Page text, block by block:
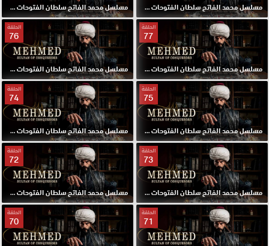
مسلسل محمد الفاتح سلطان الفتوحات مترجم الحلقة 79 HD مسلسل محمد الفاتح سلطان الفتوحات مترجم الحلقة 78 HD
الحلقة
77
مسلسل محمد الفاتح سلطان الفتوحات مترجم الحلقة 77 HD
الحلقة
76
مسلسل محمد الفاتح سلطان الفتوحات مترجم الحلقة 76 HD
الحلقة
75
مسلسل محمد الفاتح سلطان الفتوحات مترجم الحلقة 75 HD
الحلقة
74
مسلسل محمد الفاتح سلطان الفتوحات مترجم الحلقة 74 HD
الحلقة
73
مسلسل محمد الفاتح سلطان الفتوحات مترجم الحلقة 73 HD
الحلقة
72
مسلسل محمد الفاتح سلطان الفتوحات مترجم الحلقة 72 HD
الحلقة
71
الحلقة
70